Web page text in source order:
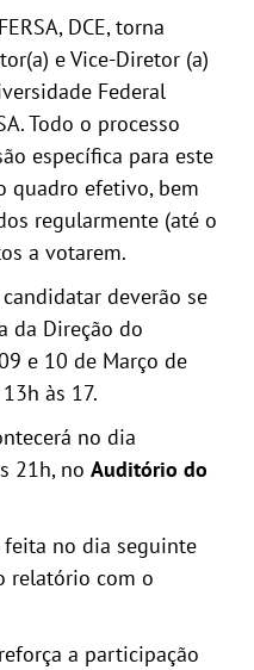
DCE, torna
e Vice-Diretor (a)
Federal
Todo o processo
específica para este
quadro efetivo, bem
regularmente (até o
a votarem.
deverão se
da Direção do
e 10 de Março de
às 17.
no dia
21h, no Auditório do
feita no dia seguinte
relatório com o
a participação